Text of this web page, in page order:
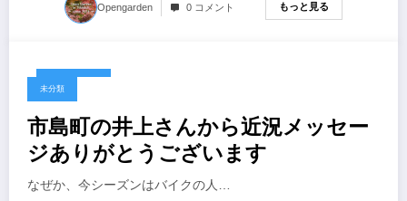
Opengarden 0 コメント もっと見る
2026-04-29
未分類
市島町の井上さんから近況メッセー
ジありがとうございます
なぜか、今シーズンはバイクの人…